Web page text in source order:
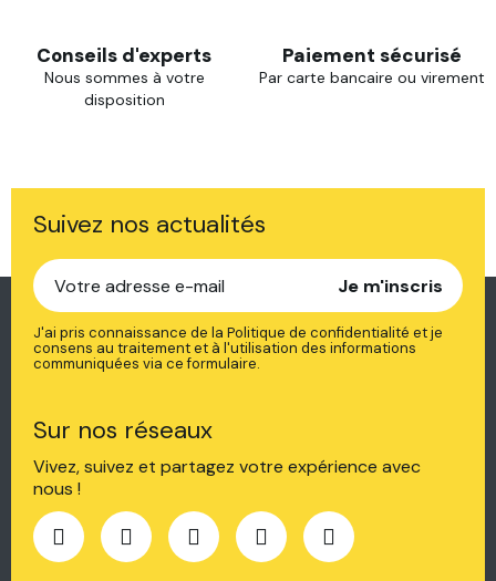
Conseils d'experts
Nous sommes à votre
disposition
Paiement sécurisé
Par carte bancaire ou virement
Suivez nos actualités
Je m'inscris
J'ai pris connaissance de la Politique de confidentialité et je
consens au traitement et à l'utilisation des informations
communiquées via ce formulaire.
Sur nos réseaux
Vivez, suivez et partagez votre expérience avec
nous !